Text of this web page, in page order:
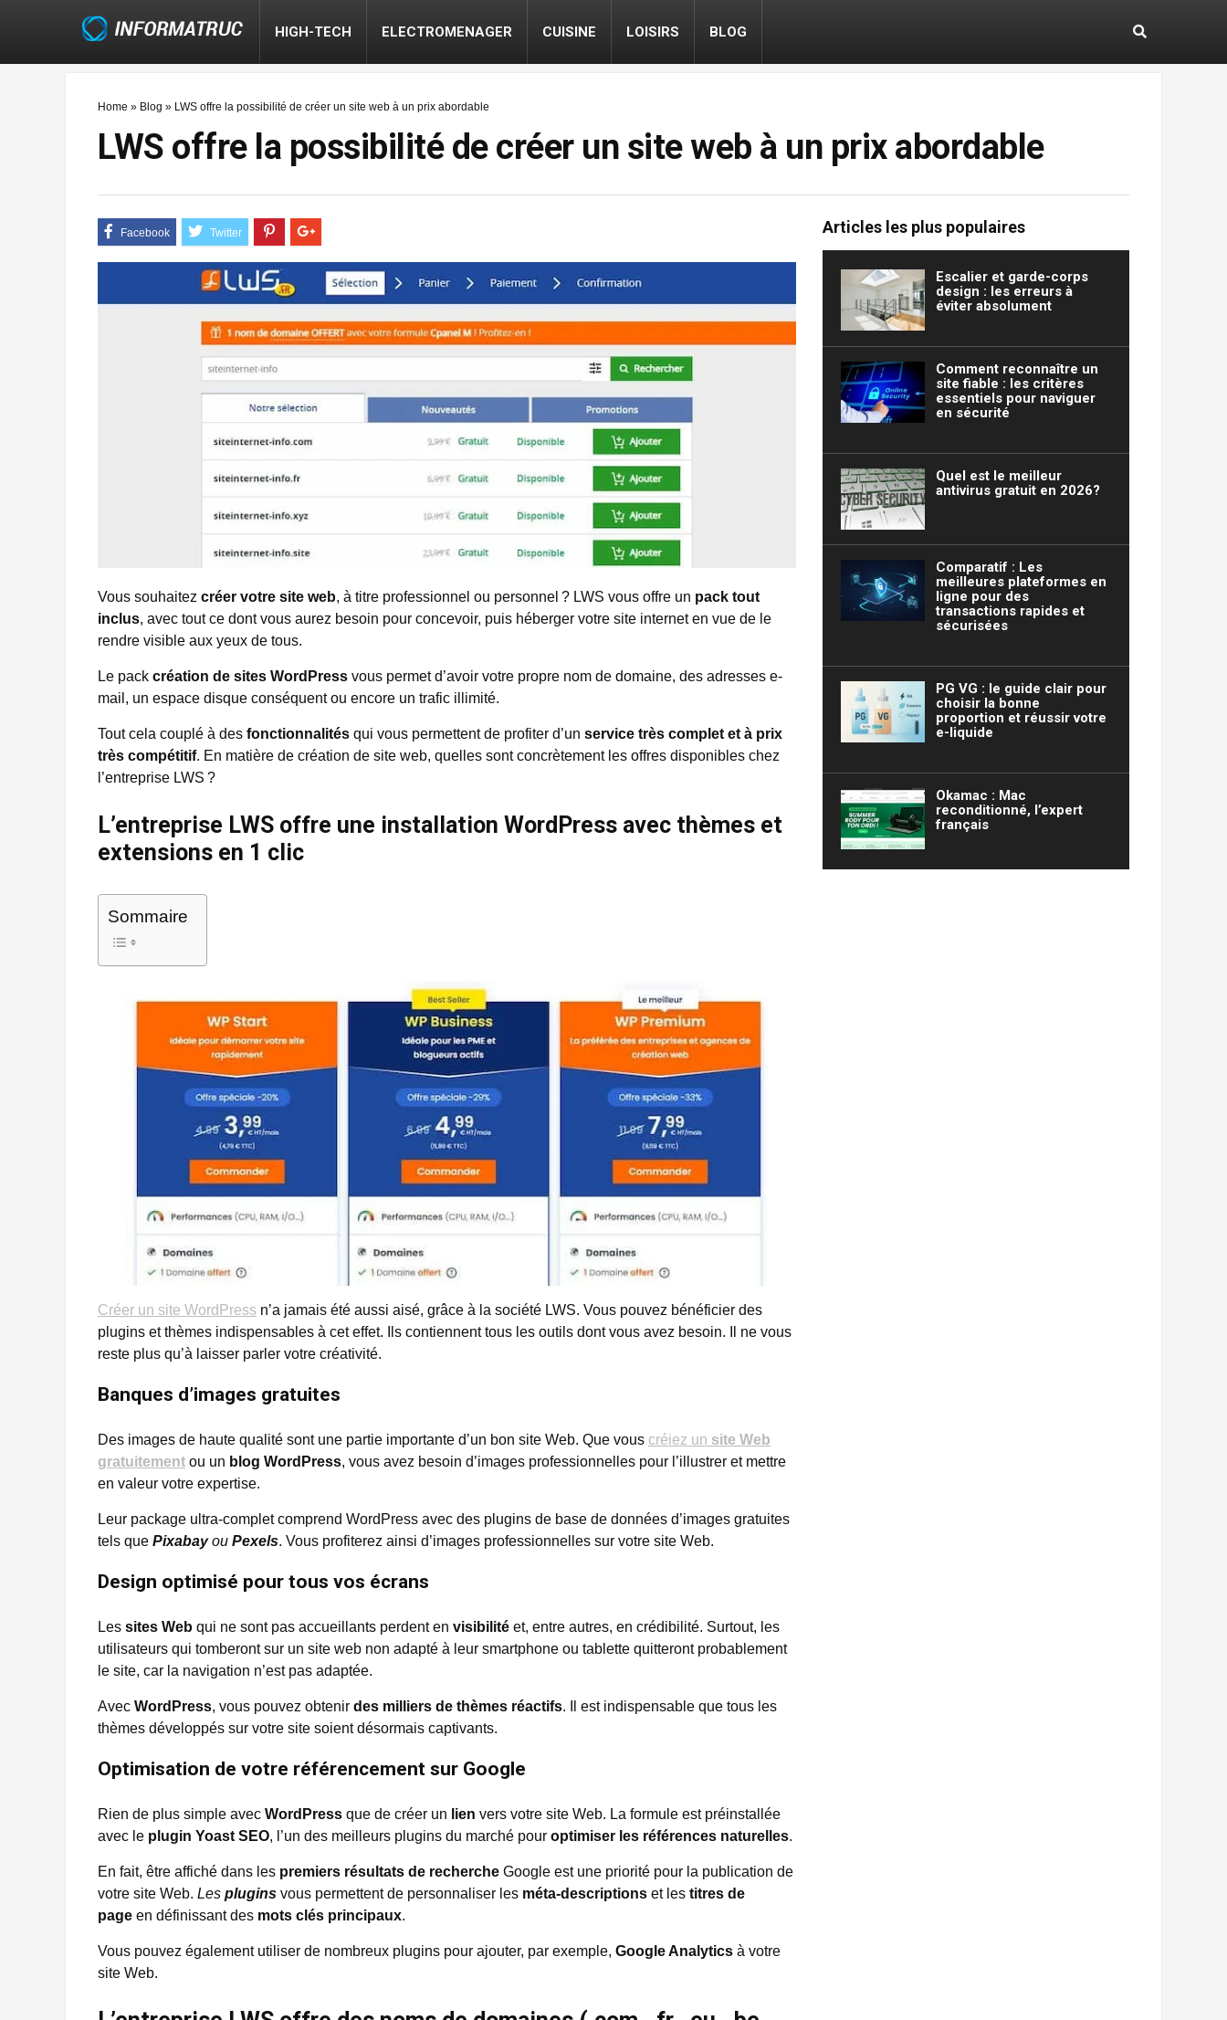
HIGH-TECH ELECTROMENAGER CUISINE LOISIRS BLOG
Home » Blog » LWS offre la possibilité de créer un site web à un prix abordable
LWS offre la possibilité de créer un site web à un prix abordable
Vous souhaitez créer votre site web, à titre professionnel ou personnel ? LWS vous offre un pack tout
inclus, avec tout ce dont vous aurez besoin pour concevoir, puis héberger votre site internet en vue de le
rendre visible aux yeux de tous.
Le pack création de sites WordPress vous permet d’avoir votre propre nom de domaine, des adresses e-
mail, un espace disque conséquent ou encore un trafic illimité.
Tout cela couplé à des fonctionnalités qui vous permettent de profiter d’un service très complet et à prix
très compétitif. En matière de création de site web, quelles sont concrètement les offres disponibles chez
l’entreprise LWS ?
L’entreprise LWS offre une installation WordPress avec thèmes et
extensions en 1 clic
Sommaire
Créer un site WordPress n’a jamais été aussi aisé, grâce à la société LWS. Vous pouvez bénéficier des
plugins et thèmes indispensables à cet effet. Ils contiennent tous les outils dont vous avez besoin. Il ne vous
reste plus qu’à laisser parler votre créativité.
Banques d’images gratuites
Des images de haute qualité sont une partie importante d’un bon site Web. Que vous créiez un site Web
gratuitement ou un blog WordPress, vous avez besoin d’images professionnelles pour l’illustrer et mettre
en valeur votre expertise.
Leur package ultra-complet comprend WordPress avec des plugins de base de données d’images gratuites
tels que Pixabayou Pexels. Vous profiterez ainsi d’images professionnelles sur votre site Web.
Design optimisé pour tous vos écrans
Les sites Web qui ne sont pas accueillants perdent en visibilité et, entre autres, en crédibilité. Surtout, les
utilisateurs qui tomberont sur un site web non adapté à leur smartphone ou tablette quitteront probablement
le site, car la navigation n’est pas adaptée.
Avec WordPress, vous pouvez obtenir des milliers de thèmes réactifs. Il est indispensable que tous les
thèmes développés sur votre site soient désormais captivants.
Optimisation de votre référencement sur Google
Rien de plus simple avec WordPress que de créer un lien vers votre site Web. La formule est préinstallée
avec le plugin Yoast SEO, l’un des meilleurs plugins du marché pour optimiser les références naturelles.
En fait, être affiché dans les premiers résultats de recherche Google est une priorité pour la publication de
votre site Web. Les plugins vous permettent de personnaliser les méta-descriptions et les titres de
page en définissant des mots clés principaux.
Vous pouvez également utiliser de nombreux plugins pour ajouter, par exemple, Google Analytics à votre
site Web.
Articles les plus populaires
Escalier et garde-corps
design : les erreurs à
éviter absolument
Comment reconnaître un
site fiable : les critères
essentiels pour naviguer
en sécurité
Quel est le meilleur
antivirus gratuit en 2026?
Comparatif : Les
meilleures plateformes en
ligne pour des
transactions rapides et
sécurisées
PG VG : le guide clair pour
choisir la bonne
proportion et réussir votre
e-liquide
Okamac : Mac
reconditionné, l’expert
français